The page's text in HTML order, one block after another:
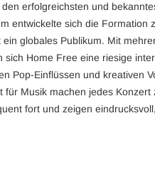
Me Up
erfolgreichsten und
entwickelte sich die
globales Publikum. Mit
sich Home Free eine riesige
Pop-Einflüssen und kreativen
Musik machen jedes Konzert
fort und zeigen